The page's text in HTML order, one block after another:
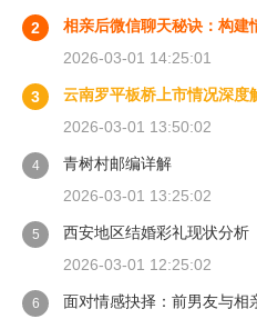
2
相亲后微信聊天秘诀：构建
2026-03-01 14:25:01
3
云南罗平板桥上市情况深度
2026-03-01 13:50:02
4
青树村邮编详解
2026-03-01 13:25:02
5
西安地区结婚彩礼现状分析
2026-03-01 12:25:02
6
面对情感抉择：前男友与相